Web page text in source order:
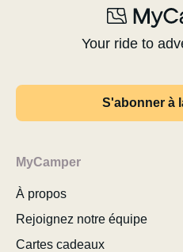
Your ride to
S'abonner à
MyCamper
À propos
Rejoignez notre équipe
Cartes cadeaux